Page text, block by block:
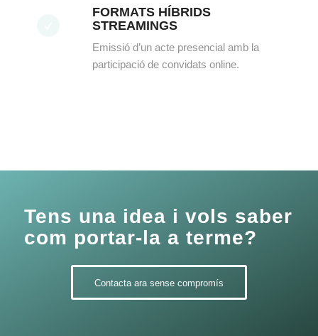
FORMATS HÍBRIDS
STREAMINGS
Emissió d’un acte presencial amb la
participació de convidats online.
Tens una idea i vols saber
com portar-la a terme?
Contacta ara sense compromís